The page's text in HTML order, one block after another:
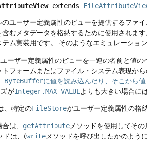
extends
ユーザー定義属性のビューを提供するファイ
むメタデータを格納するために使用されます
ム実装用です。
そのようなエミュレーショ
ーザー定義属性のビューを一連の名前と値
フォームまたはファイル・システム表現か
ByteBufferに値を読み込んだり、そこから
がInteger.MAX_VALUEよりも大きい場合に
、特定のFileStoreがユーザー定義属性の格
は、 getAttribute メソッドを使用してそ
ドは、(write メソッドを呼び出したかのよ